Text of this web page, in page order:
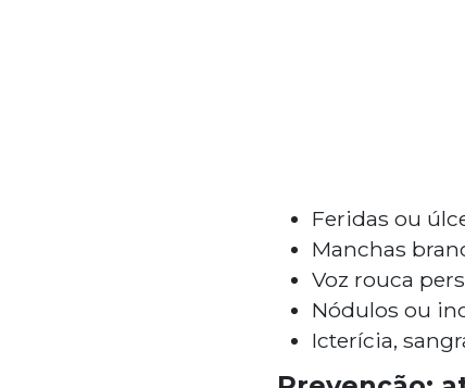
Feridas ou
Manchas
Voz rouca
Nódulos ou
Icterícia,